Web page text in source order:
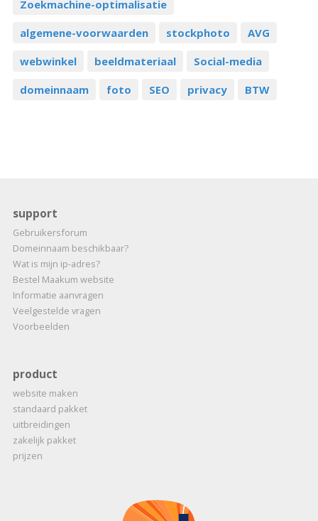
Zoekmachine-optimalisatie
algemene-voorwaarden
stockphoto
AVG
webwinkel
beeldmateriaal
Social-media
domeinnaam
foto SEO privacy BTW
support
Gebruikersforum
Domeinnaam beschikbaar?
Wat is mijn ip-adres?
Bestel Maakum website
Informatie aanvragen
Veelgestelde vragen
Voorbeelden
product
website maken
standaard pakket
uitbreidingen
zakelijk pakket
prijzen